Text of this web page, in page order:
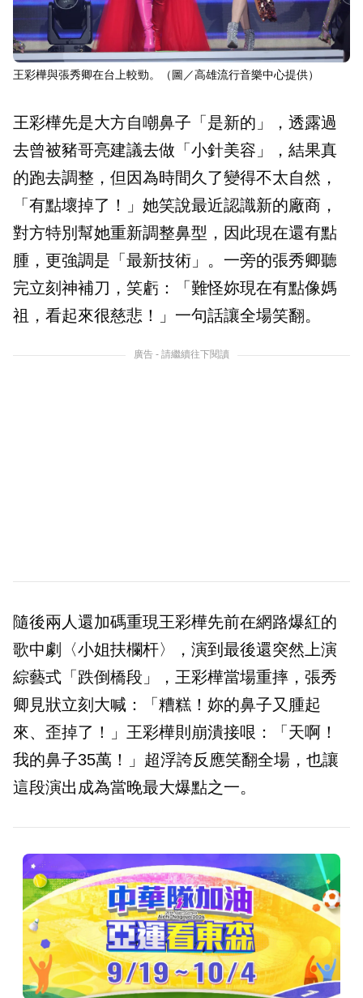
王彩樺與張秀卿在台上較勁。（圖／高雄流行音樂中心提供）
王彩樺先是大方自嘲鼻子「是新的」，透露過
去曾被豬哥亮建議去做「小針美容」，結果真
的跑去調整，但因為時間久了變得不太自然，
「有點壞掉了！」她笑說最近認識新的廠商，
對方特別幫她重新調整鼻型，因此現在還有點
腫，更強調是「最新技術」。一旁的張秀卿聽
完立刻神補刀，笑虧：「難怪妳現在有點像媽
祖，看起來很慈悲！」一句話讓全場笑翻。
廣告 - 請繼續往下閱讀
隨後兩人還加碼重現王彩樺先前在網路爆紅的
歌中劇〈小姐扶欄杆〉，演到最後還突然上演
綜藝式「跌倒橋段」，王彩樺當場重摔，張秀
卿見狀立刻大喊：「糟糕！妳的鼻子又腫起
來、歪掉了！」王彩樺則崩潰接哏：「天啊！
我的鼻子35萬！」超浮誇反應笑翻全場，也讓
這段演出成為當晚最大爆點之一。